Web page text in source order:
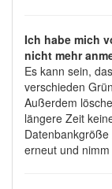
Ich habe mich
nicht mehr
Es kann sein,
verschieden
Außerdem
längere Zeit
erneut und